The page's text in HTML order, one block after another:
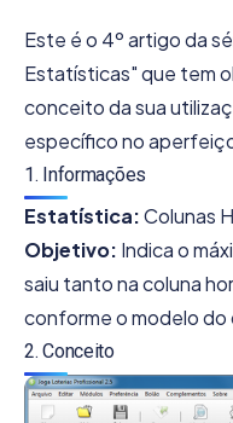
Este é o 4º artigo da
Estatísticas" que tem
conceito da sua
específico no
1. Informações
Estatística:Colunas
Objetivo: Indica o
saiu tanto na coluna
conforme o modelo
2. Conceito